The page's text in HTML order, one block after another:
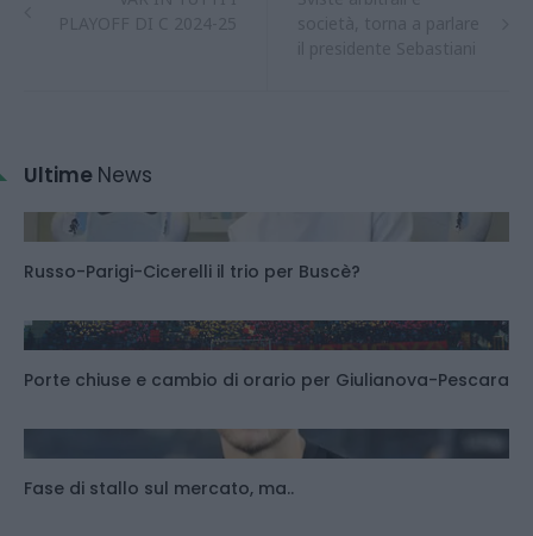
Ultime News
Russo-Parigi-Cicerelli il trio per Buscè?
Porte chiuse e cambio di orario per Giulianova-Pescara
Fase di stallo sul mercato, ma..